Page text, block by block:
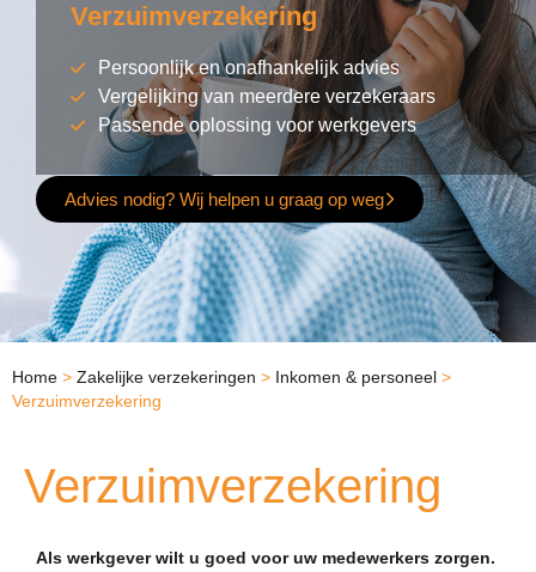
Verzuimverzekering
Persoonlijk en onafhankelijk advies
Vergelijking van meerdere verzekeraars
Passende oplossing voor werkgevers
Advies nodig? Wij helpen u graag op weg
Home > Zakelijke verzekeringen > Inkomen & personeel >
Verzuimverzekering
Verzuimverzekering
Als werkgever wilt u goed voor uw medewerkers zorgen.